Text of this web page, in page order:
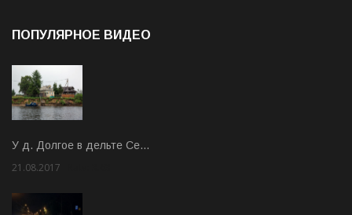
ПОПУЛЯРНОЕ ВИДЕО
У д. Долгое в дельте Се…
21.08.2017